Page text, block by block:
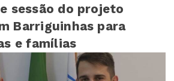
sessão do projeto
Barriguinhas para
e famílias